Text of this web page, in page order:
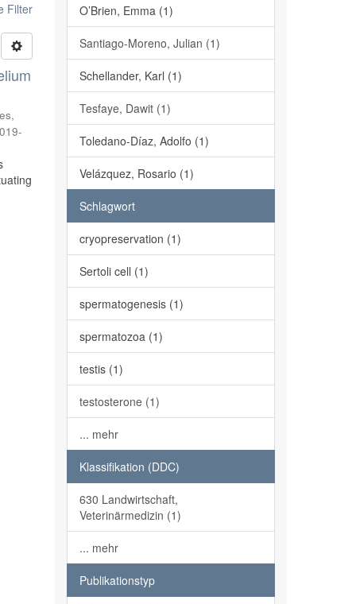
Filter O’Brien, Emma (1)
Santiago-Moreno, Julian (1)
Schellander, Karl (1)
Tesfaye, Dawit (1)
Toledano-Díaz, Adolfo (1)
Velázquez, Rosario (1)
Schlagwort
cryopreservation (1)
Sertoli cell (1)
spermatogenesis (1)
spermatozoa (1)
testis (1)
testosterone (1)
... mehr
Klassifikation (DDC)
630 Landwirtschaft,
Veterinärmedizin (1)
... mehr
Publikationstyp